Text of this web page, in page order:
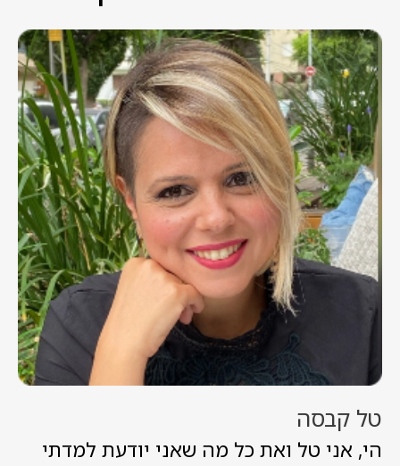
טל קבסה
הי, אני טל ואת כל מה שאני יודעת למדתי